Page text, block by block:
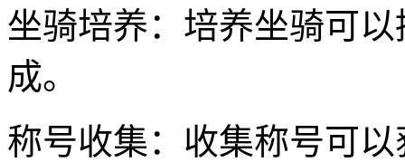
坐骑培养：培养坐骑可
成。
称号收集：收集称号可